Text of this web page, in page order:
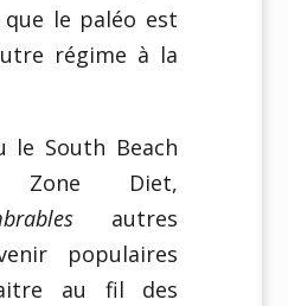
le paléo est
régime à la
le South Beach
Diet,
autres
populaires
au fil des